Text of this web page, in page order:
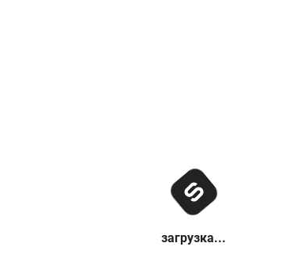
загрузка...